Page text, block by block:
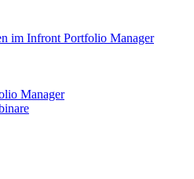
im Infront Portfolio Manager
Manager